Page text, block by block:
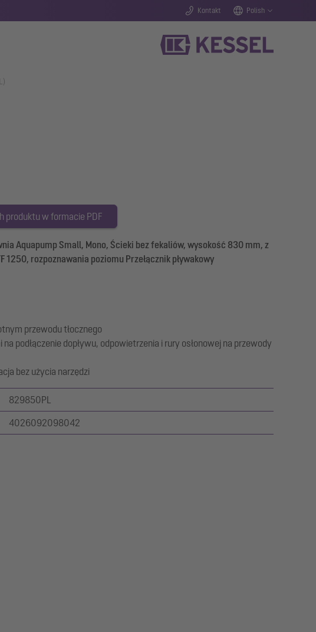
Kontakt Polish
produktu w formacie PDF
Aquapump Small, Mono, Ścieki bez fekaliów, wysokość 830 mm, z
1250, rozpoznawania poziomu Przełącznik pływakowy
przewodu tłocznego
na podłączenie dopływu, odpowietrzenia i rury osłonowej na przewody
bez użycia narzędzi
829850PL
4026092098042